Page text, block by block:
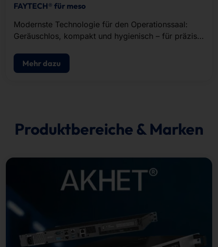
FAYTECH® für meso
Modernste Technologie für den Operationssaal:
Geräuschlos, kompakt und hygienisch – für präzise
HDMehr dazu
Produktbereiche & Marken